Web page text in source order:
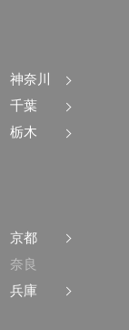
神奈川
千葉
栃木
京都
奈良
兵庫